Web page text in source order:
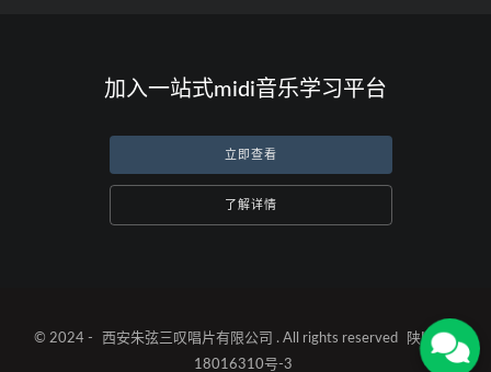
加入一站式midi音乐学习平台
立即查看
了解详情
© 2024 - 西安朱弦三叹唱片有限公司 . All rights reserved
陕ICP备
18016310号-3